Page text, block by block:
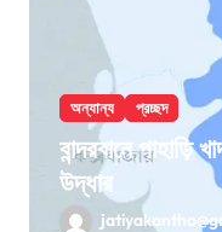
অন্যান্য প্রচ্ছদ
বান্দরবানে পাহাড়ি
উদ্ধার